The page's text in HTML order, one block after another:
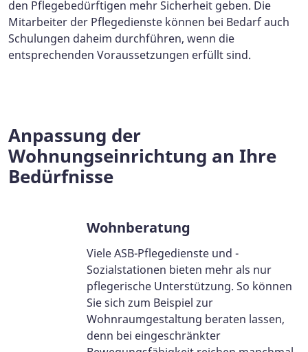
den Pflegebedürftigen mehr Sicherheit geben. Die
Mitarbeiter der Pflegedienste können bei Bedarf auch
Schulungen daheim durchführen, wenn die
entsprechenden Voraussetzungen erfüllt sind.
Anpassung der
Wohnungseinrichtung an Ihre
Bedürfnisse
Wohnberatung
Viele ASB-Pflegedienste und -
Sozialstationen bieten mehr als nur
pflegerische Unterstützung. So können
Sie sich zum Beispiel zur
Wohnraumgestaltung beraten lassen,
denn bei eingeschränkter